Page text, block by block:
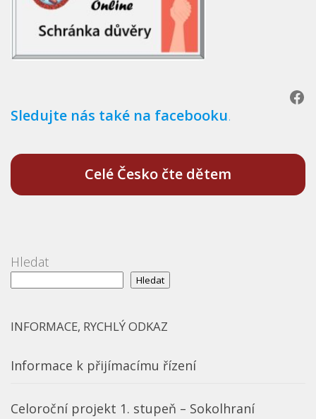
Facebook
Sledujte nás také na facebooku.
Celé Česko čte dětem
Hledat
Hledat
INFORMACE, RYCHLÝ ODKAZ
Informace k přijímacímu řízení
Celoroční projekt 1. stupeň – Sokolhraní